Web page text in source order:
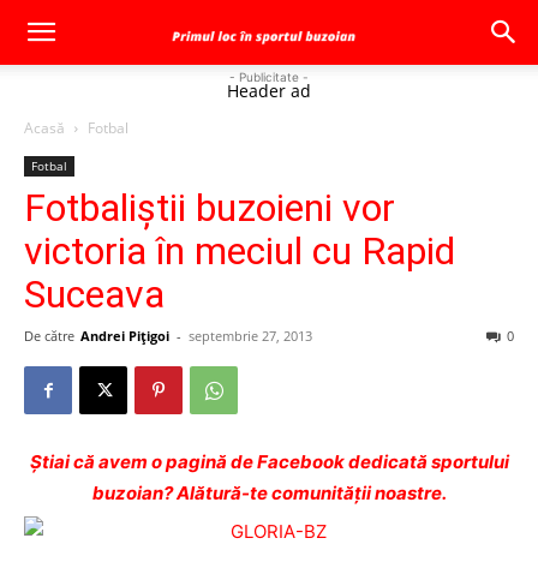
- Publicitate -
Header ad
Acasă Fotbal
Fotbal
Fotbaliştii buzoieni vor
victoria în meciul cu Rapid
Suceava
De către Andrei Pițigoi - septembrie 27, 2013 0
Ştiai că avem o pagină de Facebook dedicată sportului
buzoian? Alătură-te comunității noastre.